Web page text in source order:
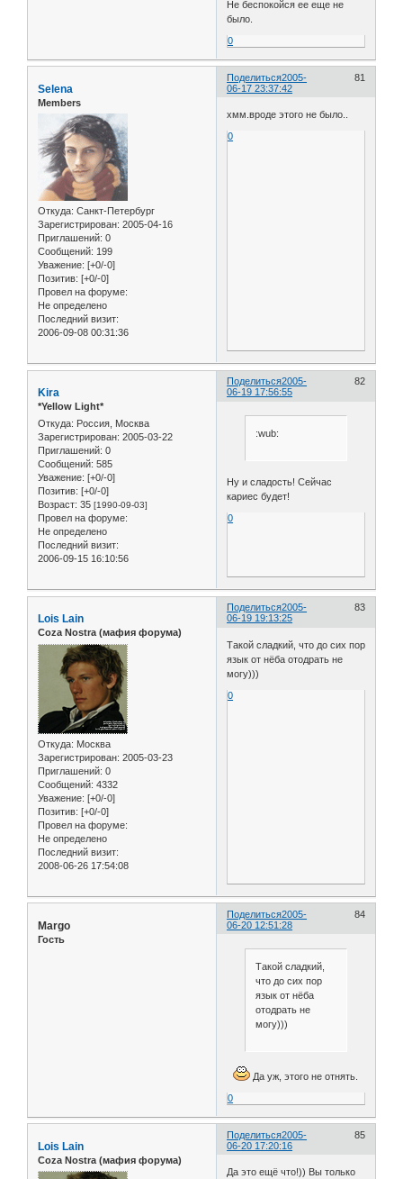
Не беспокойся ее еще не
было.
0
Поделиться 81
2005-
06-17 23:37:42
Selena
Members
Откуда: Санкт-Петербург
Зарегистрирован: 2005-04-16
Приглашений: 0
Сообщений: 199
Уважение: [+0/-0]
Позитив: [+0/-0]
Провел на форуме:
Не определено
Последний визит:
2006-09-08 00:31:36
хмм.вроде этого не было..
0
Поделиться 82
2005-
06-19 17:56:55
Kira
*Yellow Light*
Откуда: Россия, Москва
Зарегистрирован: 2005-03-22
Приглашений: 0
Сообщений: 585
Уважение: [+0/-0]
Позитив: [+0/-0]
Возраст: 35 [1990-09-03]
Провел на форуме:
Не определено
Последний визит:
2006-09-15 16:10:56
:wub:
Ну и сладость! Сейчас
кариес будет!
0
Поделиться 83
2005-
06-19 19:13:25
Lois Lain
Coza Nostra (мафия форума)
Откуда: Москва
Зарегистрирован: 2005-03-23
Приглашений: 0
Сообщений: 4332
Уважение: [+0/-0]
Позитив: [+0/-0]
Провел на форуме:
Не определено
Последний визит:
2008-06-26 17:54:08
Такой сладкий, что до сих пор
язык от нёба отодрать не
могу)))
0
Поделиться 84
2005-
06-20 12:51:28
Margo
Гость
Такой сладкий,
что до сих пор
язык от нёба
отодрать не
могу)))
Да уж, этого не отнять.
0
Поделиться 85
2005-
06-20 17:20:16
Lois Lain
Coza Nostra (мафия форума)
Да это ещё что!)) Вы только